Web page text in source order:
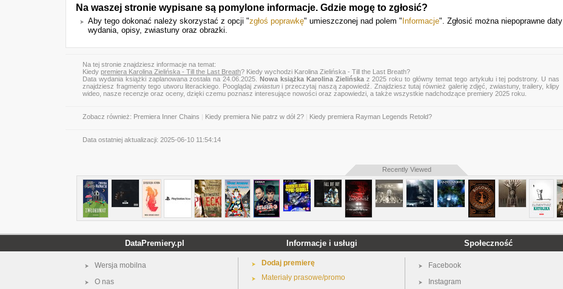
Na waszej stronie wypisane są pomylone informacje. Gdzie mogę to zgłosić?
Aby tego dokonać należy skorzystać z opcji "zgłoś poprawkę" umieszczonej nad polem " Informacje". Zgłosić można niepoprawne daty
wydania, opisy, zwiastuny oraz obrazki.
Na tej stronie znajdziesz informacje na temat:
Kiedy premiera Karolina Zielińska - Till the Last Breath? Kiedy wychodzi Karolina Zielińska - Till the Last Breath?
Data wydania książki zaplanowana została na 24.06.2025.Nowa książka Karolina Zielińskaz 2025 roku to główny temat tego artykułu i tej podstrony. U nas
znajdziesz fragmenty tego utworu literackiego. Pooglądaj zwiastuni przeczytaj naszą zapowiedź. Znajdziesz tutaj również galerię zdjęć, zwiastuny, trailery, klipy
wideo, nasze recenzje oraz oceny, dzięki czemu poznasz interesujące nowości oraz zapowiedzi, a także wszystkie nadchodzące premiery 2025 roku.
Zobacz również: Premiera Inner Chains Kiedy premiera Nie patrz w dół 2? Kiedy premiera Rayman Legends Retold?
Data ostatniej aktualizacji: 2025-06-10 11:54:14
Recently Viewed
DataPremiery.pl
Wersja mobilna
O nas
Informacje i usługi
Dodaj premierę
Materiały prasowe/promo
Społeczność
Facebook
Instagram